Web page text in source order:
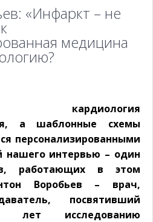
«Инфаркт – не
медицина
кардиология
а шаблонные схемы
персонализированными
нашего интервью – один
работающих в этом
Воробьев – врач,
посвятивший
лет исследованию